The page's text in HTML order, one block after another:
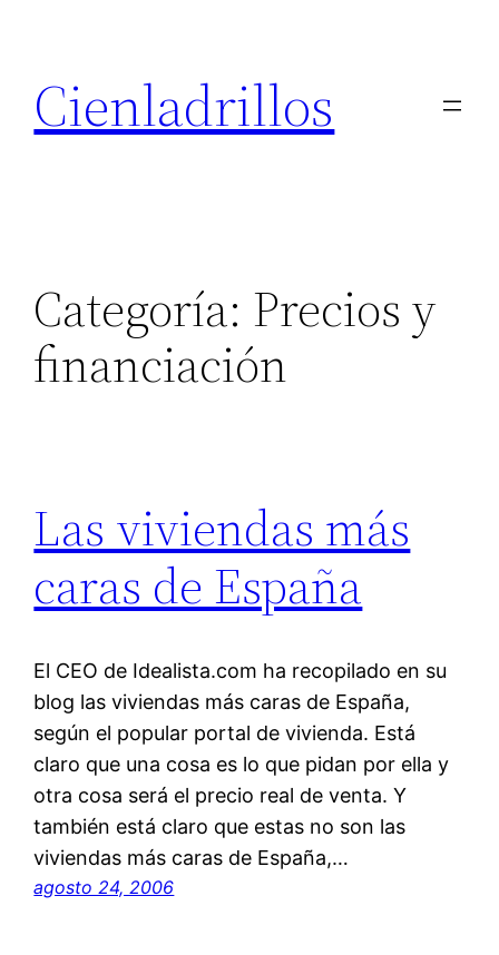
contenido
Cienladrillos
Categoría: Precios y
financiación
Las viviendas más
caras de España
El CEO de Idealista.com ha recopilado en su
blog las viviendas más caras de España,
según el popular portal de vivienda. Está
claro que una cosa es lo que pidan por ella y
otra cosa será el precio real de venta. Y
también está claro que estas no son las
viviendas más caras de España,…
agosto 24, 2006